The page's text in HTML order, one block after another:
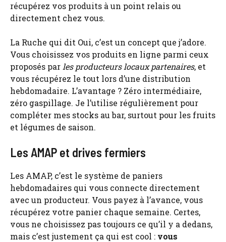
récupérez vos produits à un point relais ou
directement chez vous.
La Ruche qui dit Oui, c’est un concept que j’adore.
Vous choisissez vos produits en ligne parmi ceux
proposés parles producteurs locaux partenaires, et
vous récupérez le tout lors d’une distribution
hebdomadaire. L’avantage ? Zéro intermédiaire,
zéro gaspillage. Je l’utilise régulièrement pour
compléter mes stocks au bar, surtout pour les fruits
et légumes de saison.
Les AMAP et drives fermiers
Les AMAP, c’est le système de paniers
hebdomadaires qui vous connecte directement
avec un producteur. Vous payez à l’avance, vous
récupérez votre panier chaque semaine. Certes,
vous ne choisissez pas toujours ce qu’il y a dedans,
mais c’est justement ça qui est cool : vous